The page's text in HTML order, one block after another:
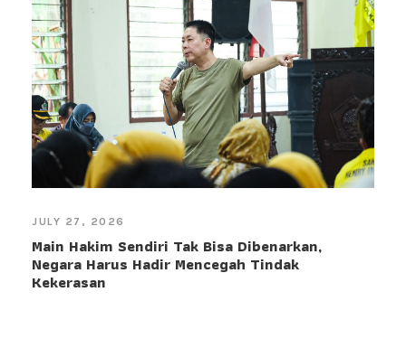
JULY 27, 2026
Main Hakim Sendiri Tak Bisa Dibenarkan,
Negara Harus Hadir Mencegah Tindak
Kekerasan